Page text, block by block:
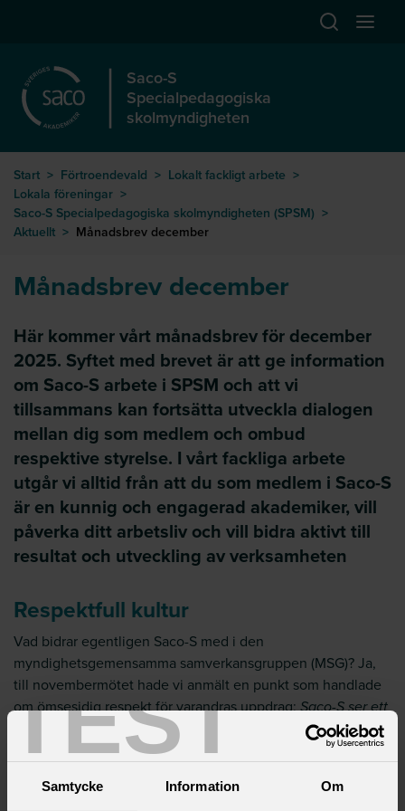
TEST
Samtycke Information Om
Öppna
Saco-S
Specialpedagogiska
skolmyndigheten
Start > Förtroendevald > Lokalt fackligt arbete >
Lokala föreningar >
Saco-S Specialpedagogiska skolmyndigheten (SPSM) >
Aktuellt > Månadsbrev december
Månadsbrev december
Här kommer vårt månadsbrev för december
2025. Syftet med brevet är att ge information
om Saco-S arbete i SPSM och att vi
tillsammans kan fortsätta utveckla dialogen
mellan dig som medlem och ombud
respektive styrelse. I vårt fackliga arbete
utgår vi alltid från att du som medlem i Saco-S
är en kunnig och engagerad akademiker, vill
påverka ditt arbetsliv och vill bidra aktivt till
resultat och utveckling av verksamheten
Respektfull kultur
Vad bidrar egentligen Saco-S med i den
myndighetsgemensamma samverkansgruppen (MSG)? Ja,
till novembermötet hade vi anmält en punkt som handlade
om ömsesidig respekt för varandras uppdrag:Saco-S ser ett
behov av dialog om vilken kultur som tillåts råda i
samarbetet mellan kärn- och stödverksamheter. Vi får
signaler om brister gällande respekt för och okunskap om